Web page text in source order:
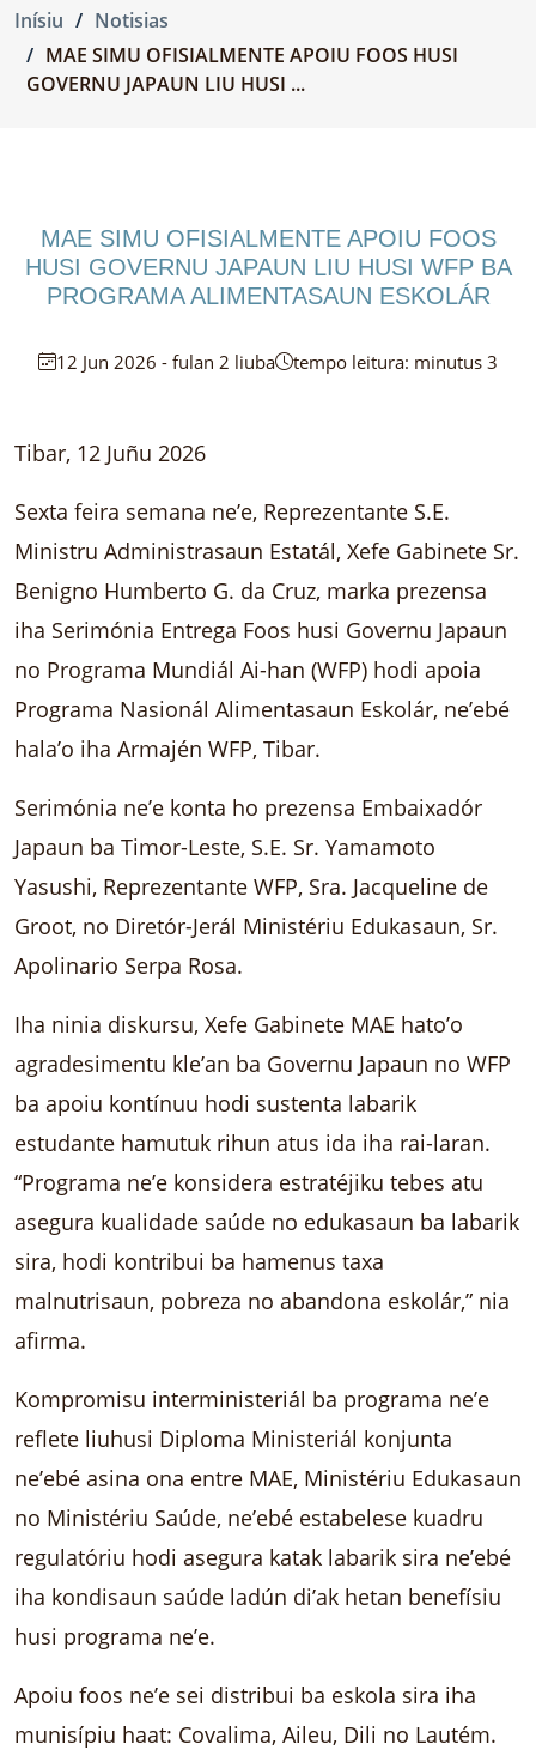
Inísiu
Notisias
MAE SIMU OFISIALMENTE APOIU FOOS HUSI
GOVERNU JAPAUN LIU HUSI ...
MAE SIMU OFISIALMENTE APOIU FOOS
HUSI GOVERNU JAPAUN LIU HUSI WFP BA
PROGRAMA ALIMENTASAUN ESKOLÁR
12 Jun 2026 - fulan 2 liuba tempo leitura: minutus 3
Tibar, 12 Juñu 2026
Sexta feira semana ne’e, Reprezentante S.E.
Ministru Administrasaun Estatál, Xefe Gabinete Sr.
Benigno Humberto G. da Cruz, marka prezensa
iha Serimónia Entrega Foos husi Governu Japaun
no Programa Mundiál Ai-han (WFP) hodi apoia
Programa Nasionál Alimentasaun Eskolár, ne’ebé
hala’o iha Armajén WFP, Tibar.
Serimónia ne’e konta ho prezensa Embaixadór
Japaun ba Timor-Leste, S.E. Sr. Yamamoto
Yasushi, Reprezentante WFP, Sra. Jacqueline de
Groot, no Diretór-Jerál Ministériu Edukasaun, Sr.
Apolinario Serpa Rosa.
Iha ninia diskursu, Xefe Gabinete MAE hato’o
agradesimentu kle’an ba Governu Japaun no WFP
ba apoiu kontínuu hodi sustenta labarik
estudante hamutuk rihun atus ida iha rai-laran.
“Programa ne’e konsidera estratéjiku tebes atu
asegura kualidade saúde no edukasaun ba labarik
sira, hodi kontribui ba hamenus taxa
malnutrisaun, pobreza no abandona eskolár,” nia
afirma.
Kompromisu interministeriál ba programa ne’e
reflete liuhusi Diploma Ministeriál konjunta
ne’ebé asina ona entre MAE, Ministériu Edukasaun
no Ministériu Saúde, ne’ebé estabelese kuadru
regulatóriu hodi asegura katak labarik sira ne’ebé
iha kondisaun saúde ladún di’ak hetan benefísiu
husi programa ne’e.
Apoiu foos ne’e sei distribui ba eskola sira iha
munisípiu haat: Covalima, Aileu, Dili no Lautém.